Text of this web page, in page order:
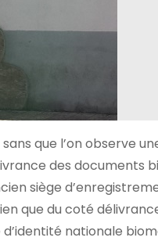
que l’on observe
des documents
siège
que du coté
nationale